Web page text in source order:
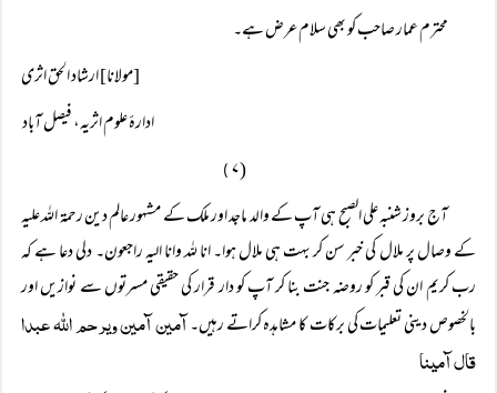
محترم عمار صاحب کو بھی سلام عرض ہے۔
[مولانا] ارشاد الحق اثری
ادارۂ علوم اثریہ، فیصل آباد
( ۷
)
آج بروز شنبہ علی الصبح ہی آپ کے والد ماجد اور ملک کے مشہور عالم دین رحمۃ اللہ علیہ
کے وصال پر ملال کی خبر سن کر بہت ہی ملال ہوا۔ انا للہ وانا الیہ راجعون۔ دلی دعا ہے کہ
رب کریم ان کی قبر کو روضہ جنت بنا کر آپ کو دار قرار کی حقیقی مسرتوں سے نوازیں اور
بالخصوص دینی تعلیمات کی برکات کا مشاہدہ کراتے رہیں۔آمین آمین ویرحم اللہ عبدا
قال آمینا